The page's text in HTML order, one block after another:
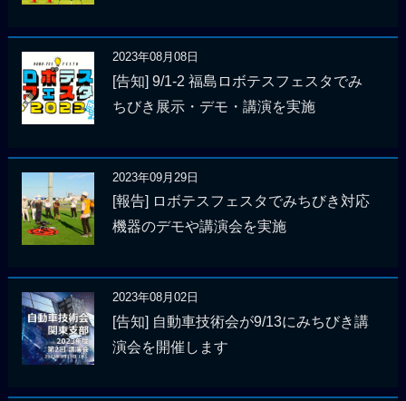
2023年08月08日
[告知] 9/1-2 福島ロボテスフェスタでみ
ちびき展示・デモ・講演を実施
2023年09月29日
[報告] ロボテスフェスタでみちびき対応
機器のデモや講演会を実施
2023年08月02日
[告知] 自動車技術会が9/13にみちびき講
演会を開催します